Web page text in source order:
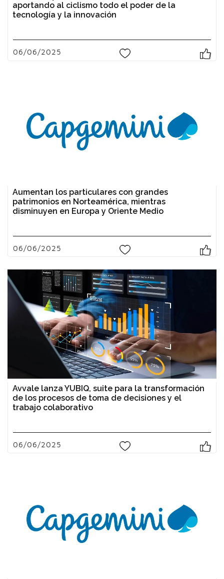
aportando al ciclismo todo el poder de la
tecnología y la innovación
06/06/2025
Aumentan los particulares con grandes
patrimonios en Norteamérica, mientras
disminuyen en Europa y Oriente Medio
06/06/2025
Avvale lanza YUBIQ, suite para la transformación
de los procesos de toma de decisiones y el
trabajo colaborativo
06/06/2025